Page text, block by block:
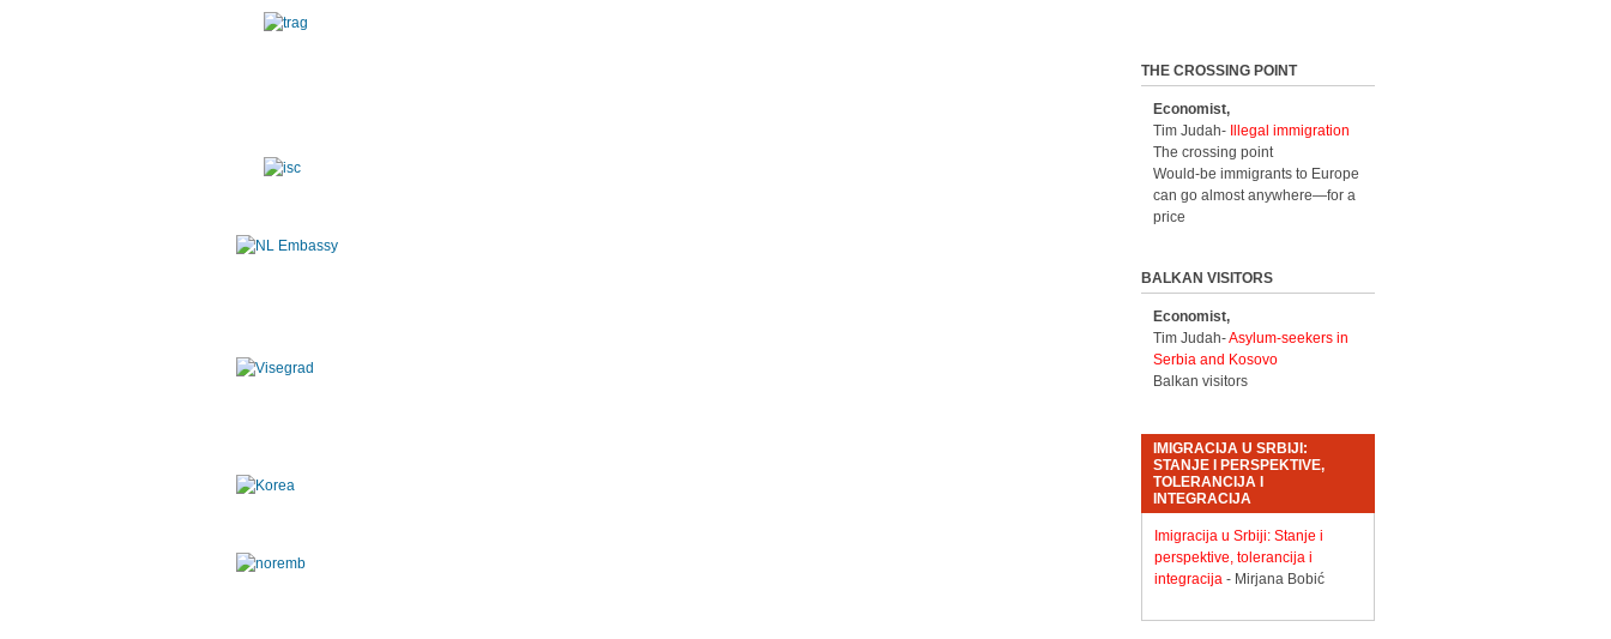
THE CROSSING POINT
Economist,
Tim Judah-
Illegal immigration
The crossing point
Would-be immigrants to Europe
can go almost anywhere—for a
price
BALKAN VISITORS
Economist,
Tim Judah-Asylum-seekers in
Serbia and Kosovo
Balkan visitors
IMIGRACIJA U SRBIJI:
STANJE I PERSPEKTIVE,
TOLERANCIJA I
INTEGRACIJA
Imigracija u Srbiji: Stanje i
perspektive, tolerancija i
integracija- Mirjana Bobić